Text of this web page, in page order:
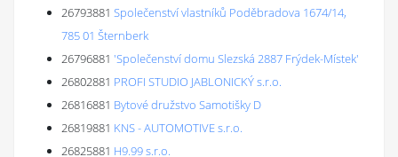
26793881 Společenství vlastníků Poděbradova 1674/14,
785 01 Šternberk
26796881 'Společenství domu Slezská 2887 Frýdek-Místek'
26802881 PROFI STUDIO JABLONICKÝ s.r.o.
26816881 Bytové družstvo Samotišky D
26819881 KNS - AUTOMOTIVE s.r.o.
26825881 H9.99 s.r.o.